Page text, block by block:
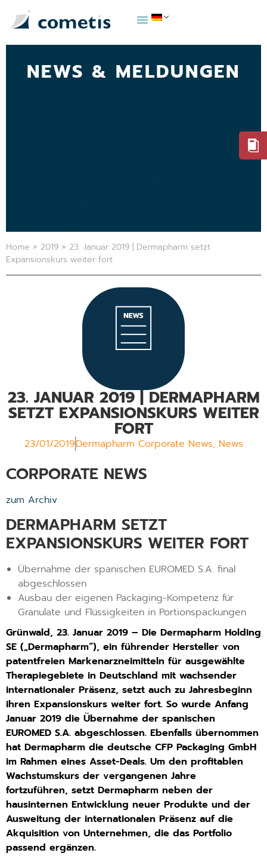
NEWS & MELDUNGEN
Home » 2019 » 23. Januar 2019 | Dermapharm setzt
Expansionskurs weiter fort
23. JANUAR 2019 | DERMAPHARM
SETZT EXPANSIONSKURS WEITER
FORT
23/01/2019Dermapharm Corporate News, News
CORPORATE NEWS
zum Archiv
DERMAPHARM SETZT
EXPANSIONSKURS WEITER FORT
Übernahme der spanischen EUROMED S.A. final
abgeschlossen
Ausbau der eigenen Packaging-Kompetenz für
Granulate und Flüssigkeiten in Portionspackungen
Grünwald, 23. Januar 2019 – Die Dermapharm Holding
SE („Dermapharm“), ein führender Hersteller von
patentfreien Markenarzneimitteln für ausgewählte
Therapiegebiete in Deutschland mit wachsender
internationaler Präsenz, setzt auch zu Jahresbeginn
ihren Expansionskurs weiter fort. So wurde Anfang
Januar 2019 die Übernahme der spanischen
EUROMED S.A. abgeschlossen. Ebenfalls übernommen
hat Dermapharm die deutsche CFP Packaging GmbH
im Rahmen eines Asset-Deals. Um den profitablen
Wachstumskurs der vergangenen Jahre
fortzuführen, setzt Dermapharm neben der
hausinternen Entwicklung neuer Produkte und der
Ausweitung der internationalen Präsenz auf die
Akquisition von Unternehmen, die das Portfolio
passend ergänzen.